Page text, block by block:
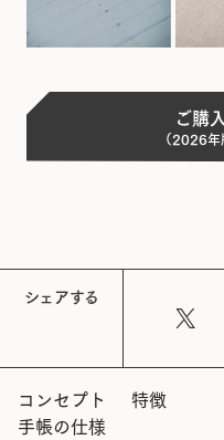
ご購
（2026年
シェアする
コンセプト 特徴
手帳の仕様